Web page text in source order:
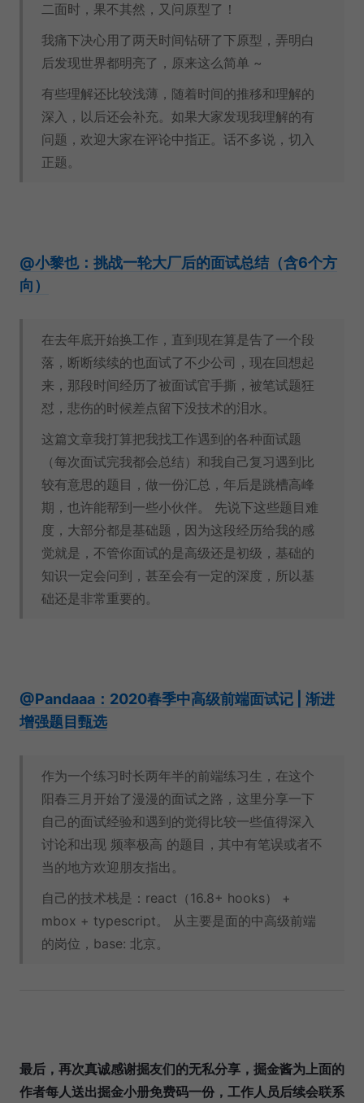
二面时，果不其然，又问原型了！
我痛下决心用了两天时间钻研了下原型，弄明白
后发现世界都明亮了，原来这么简单 ~
有些理解还比较浅薄，随着时间的推移和理解的
深入，以后还会补充。如果大家发现我理解的有
问题，欢迎大家在评论中指正。话不多说，切入
正题。
@小黎也：挑战一轮大厂后的面试总结（含6个方
向）
在去年底开始换工作，直到现在算是告了一个段
落，断断续续的也面试了不少公司，现在回想起
来，那段时间经历了被面试官手撕，被笔试题狂
怼，悲伤的时候差点留下没技术的泪水。
这篇文章我打算把我找工作遇到的各种面试题
（每次面试完我都会总结）和我自己复习遇到比
较有意思的题目，做一份汇总，年后是跳槽高峰
期，也许能帮到一些小伙伴。 先说下这些题目难
度，大部分都是基础题，因为这段经历给我的感
觉就是，不管你面试的是高级还是初级，基础的
知识一定会问到，甚至会有一定的深度，所以基
础还是非常重要的。
@Pandaaa：2020春季中高级前端面试记 | 渐进
增强题目甄选
作为一个练习时长两年半的前端练习生，在这个
阳春三月开始了漫漫的面试之路，这里分享一下
自己的面试经验和遇到的觉得比较一些值得深入
讨论和出现 频率极高 的题目，其中有笔误或者不
当的地方欢迎朋友指出。
自己的技术栈是：react（16.8+ hooks） +
mbox + typescript。 从主要是面的中高级前端
的岗位，base: 北京。
最后，再次真诚感谢掘友们的无私分享，掘金酱为上面的
作者每人送出掘金小册免费码一份，工作人员后续会联系